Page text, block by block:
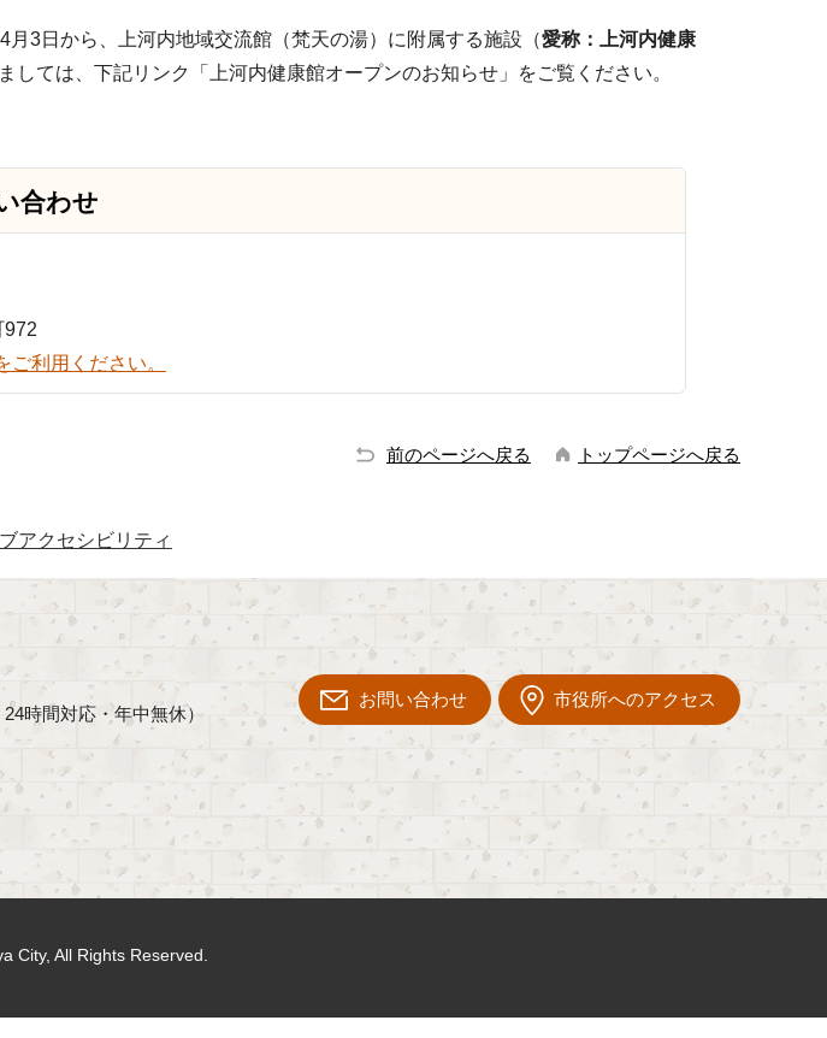
3日から、上河内地域交流館（梵天の湯）に附属する施設（愛称：上河内健康
しては、下記リンク「上河内健康館オープンのお知らせ」をご覧ください。
合わせ
972
利用ください。
前のページへ戻る トップページへ戻る
アクセシビリティ
時間対応・年中無休）
お問い合わせ 市役所へのアクセス
City, All Rights Reserved.